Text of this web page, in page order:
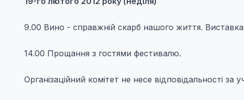
9.00 Вино - справжній скарб нашого життя.
14.00 Прощання з гостями фестивалю.
Організаційний комітет не несе відповідальності